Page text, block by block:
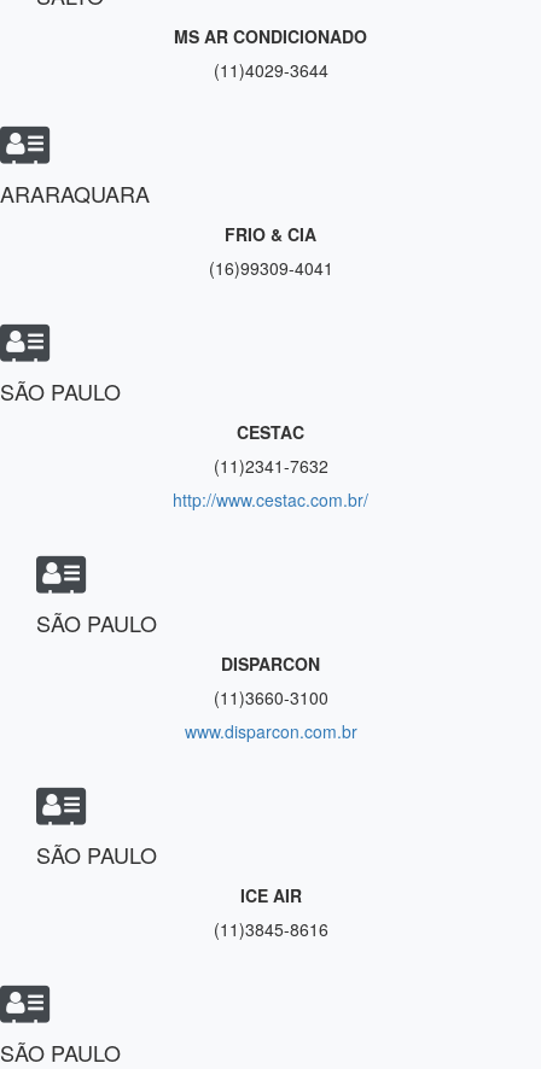
MS AR CONDICIONADO
(11)4029-3644
ARARAQUARA
FRIO & CIA
(16)99309-4041
SÃO PAULO
CESTAC
(11)2341-7632
http://www.cestac.com.br/
SÃO PAULO
DISPARCON
(11)3660-3100
www.disparcon.com.br
SÃO PAULO
ICE AIR
(11)3845-8616
SÃO PAULO